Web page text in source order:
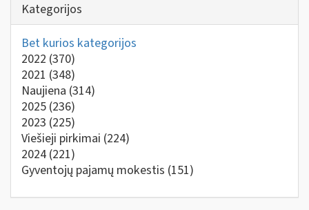
Kategorijos
Bet kurios kategorijos
2022 (370)
2021 (348)
Naujiena (314)
2025 (236)
2023 (225)
Viešieji pirkimai (224)
2024 (221)
Gyventojų pajamų mokestis (151)